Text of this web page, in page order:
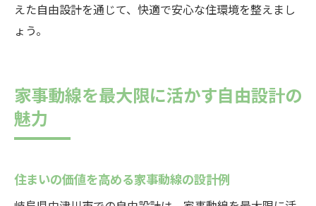
えた自由設計を通じて、快適で安心な住環境を整えまし
ょう。
家事動線を最大限に活かす自由設計の
魅力
住まいの価値を高める家事動線の設計例